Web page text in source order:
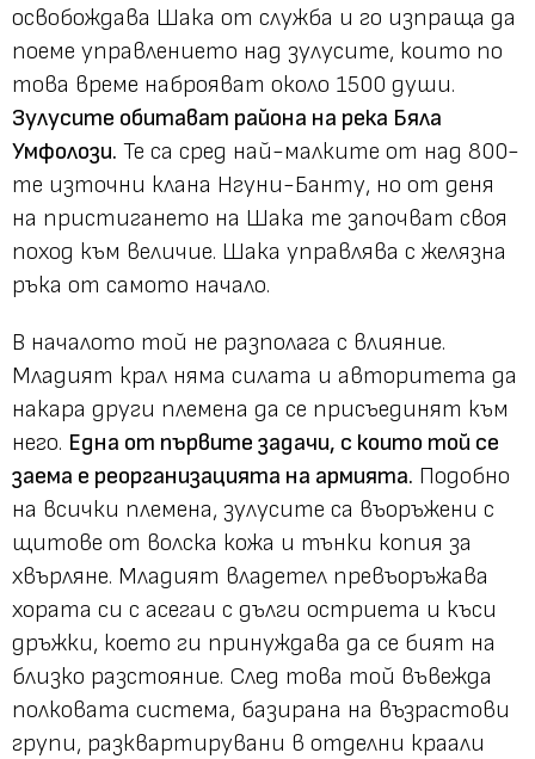
освобождава Шака от служба и го изпраща да
поеме управлението над зулусите, които по
това време наброяват около 1500 души.
Зулусите обитават района на река Бяла
Умфолози. Те са сред най-малките от над 800-
те източни клана Нгуни-Банту, но от деня
на пристигането на Шака те започват своя
поход към величие. Шака управлява с желязна
ръка от самото начало.
В началото той не разполага с влияние.
Младият крал няма силата и авторитета да
накара други племена да се присъединят към
него. Една от първите задачи, с които той се
заема е реорганизацията на армията. Подобно
на всички племена, зулусите са въоръжени с
щитове от волска кожа и тънки копия за
хвърляне. Младият владетел превъоръжава
хората си с асегаи с дълги остриета и къси
дръжки, което ги принуждава да се бият на
близко разстояние. След това той въвежда
полковата система, базирана на възрастови
групи, разквартирувани в отделни краали